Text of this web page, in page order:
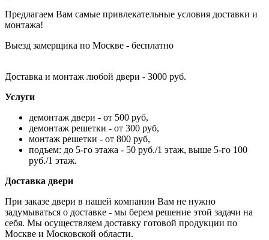
Предлагаем Вам самые привлекательные условия доставки и
монтажа!
Выезд замерщика по Москве - бесплатно
Доставка и монтаж любой двери - 3000 руб.
Услуги
демонтаж двери - от 500 руб,
демонтаж решетки - от 300 руб,
монтаж решетки - от 800 руб,
подъем: до 5-го этажа - 50 руб./1 этаж, выше 5-го 100
руб./1 этаж.
Доставка двери
При заказе двери в нашей компании Вам не нужно
задумываться о доставке - мы берем решение этой задачи на
себя. Мы осуществляем доставку готовой продукции по
Москве и Московской области.